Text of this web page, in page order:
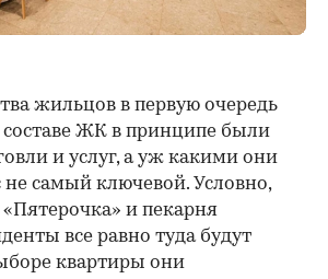
жильцов в первую очередь
ЖК в принципе были
и услуг, а уж какими они
не самый ключевой. Условно,
«Пятерочка» и пекарня
все равно туда будут
квартиры они